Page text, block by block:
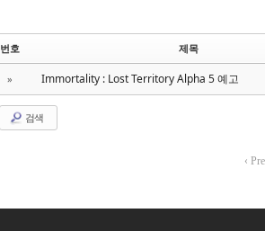
번호 제목
» Immortality : Lost Territory Alpha 5 예고
검색
‹